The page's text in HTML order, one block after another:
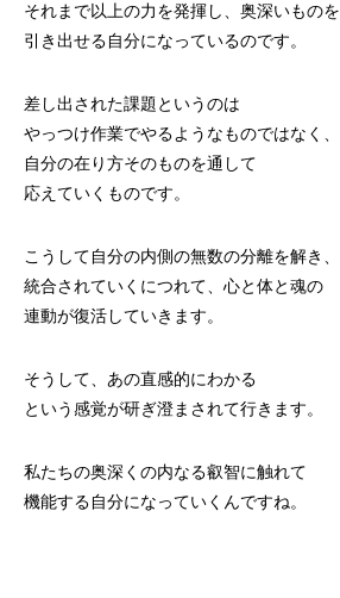
それまで以上の力を発揮し、奥深いものを
引き出せる自分になっているのです。
差し出された課題というのは
やっつけ作業でやるようなものではなく、
自分の在り方そのものを通して
応えていくものです。
こうして自分の内側の無数の分離を解き、
統合されていくにつれて、心と体と魂の
連動が復活していきます。
そうして、あの直感的にわかる
という感覚が研ぎ澄まされて行きます。
私たちの奥深くの内なる叡智に触れて
機能する自分になっていくんですね。